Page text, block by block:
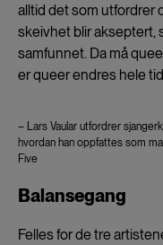
alltid det som utfordrer
skeivhet blir akseptert,
samfunnet. Da må
er queer endres hele
– Lars Vaular utfordrer
hvordan han oppfattes som
Five
Balansegang
Felles for de tre